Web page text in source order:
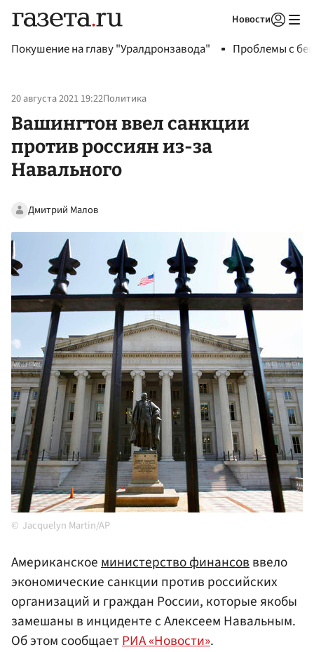
Новости
Покушение на главу "Уралдронзавода" Проблемы с
20 августа 2021 19:22Политика
Вашингтон ввел санкции
против россиян из-за
Навального
Дмитрий Малов
Jacquelyn Martin/AP
Американскоеминистерство финансовввело
экономические санкции против российских
организаций и граждан России, которые якобы
замешаны в инциденте с Алексеем Навальным.
Об этом сообщаетРИА «Новости».